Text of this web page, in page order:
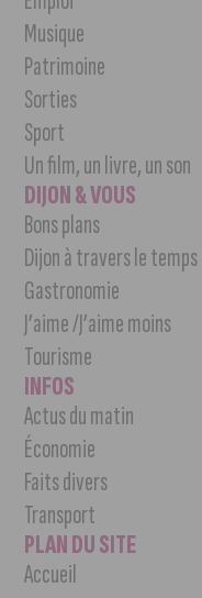
Musique
Patrimoine
Sorties
Sport
Un film, un livre, un son
DIJON & VOUS
Bons plans
Dijon à travers le temps
Gastronomie
J’aime /J’aime moins
Tourisme
INFOS
Actus du matin
Économie
Faits divers
Transport
PLAN DU SITE
Accueil